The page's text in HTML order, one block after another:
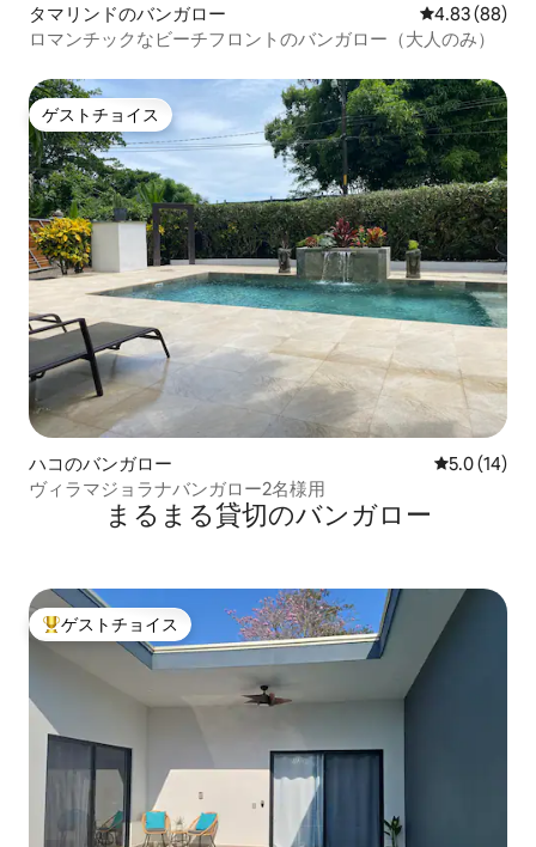
タマリンドのバンガロー レビュー88
4.83 (88)
ロマンチックなビーチフロントのバンガロー（大人のみ）
ゲストチョイス
ゲストチョイス
ハコのバンガロー レビュー14
5.0 (14)
ヴィラマジョラナバンガロー2名様用
まるまる貸切のバンガロー
大好評のゲストチョイスです。
ゲストチョイス